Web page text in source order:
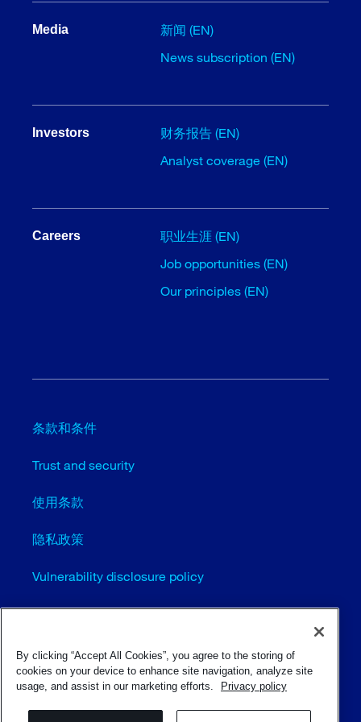
Media
新闻 (EN)
News subscription (EN)
Investors
财务报告 (EN)
Analyst coverage (EN)
Careers
职业生涯 (EN)
Job opportunities (EN)
Our principles (EN)
条款和条件
Trust and security
使用条款
隐私政策
Vulnerability disclosure policy
Cookie settings (EN)
站点地图
© Sulzer Ltd 1996 - 2025
By clicking “Accept All Cookies”, you agree to the storing of
cookies on your device to enhance site navigation, analyze site
usage, and assist in our marketing efforts.
Privacy policy